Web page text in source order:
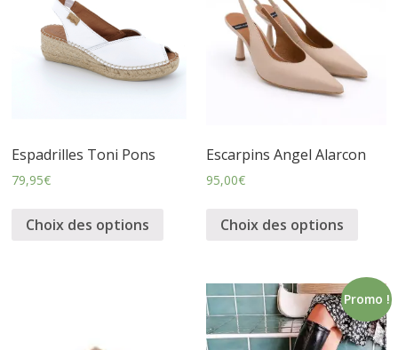
u
s
Espadrilles Toni Pons
79,95€
Choix des options
Escarpins Angel Alarcon
95,00€
Choix des options
Promo !